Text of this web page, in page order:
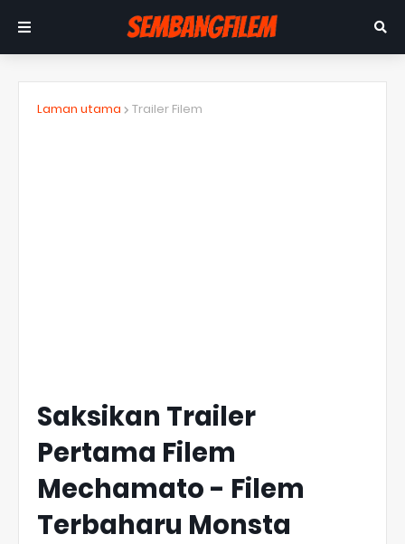
Laman utama Trailer Filem
Saksikan Trailer
Pertama Filem
Mechamato - Filem
Terbaharu Monsta